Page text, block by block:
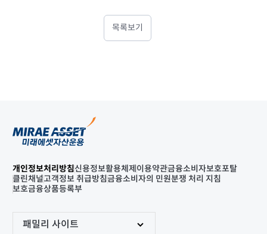
목록보기
개인정보처리방침신용정보활용체제 이용약관금융소비자보호포탈
클린채널고객정보 취급방침금융소비자의 민원분쟁 처리 지침
보호금융상품등록부
패밀리 사이트